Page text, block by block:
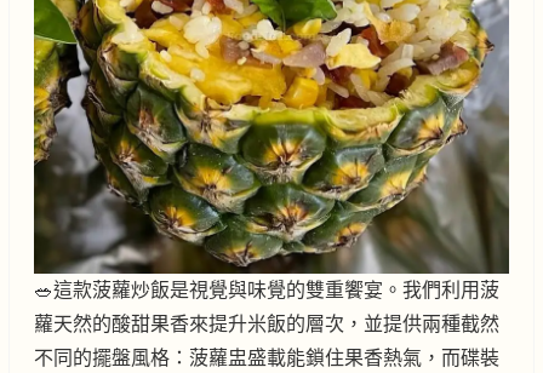
🥗這款菠蘿炒飯是視覺與味覺的雙重饗宴。我們利用菠
蘿天然的酸甜果香來提升米飯的層次，並提供兩種截然
不同的擺盤風格：菠蘿盅盛載能鎖住果香熱氣，而碟裝